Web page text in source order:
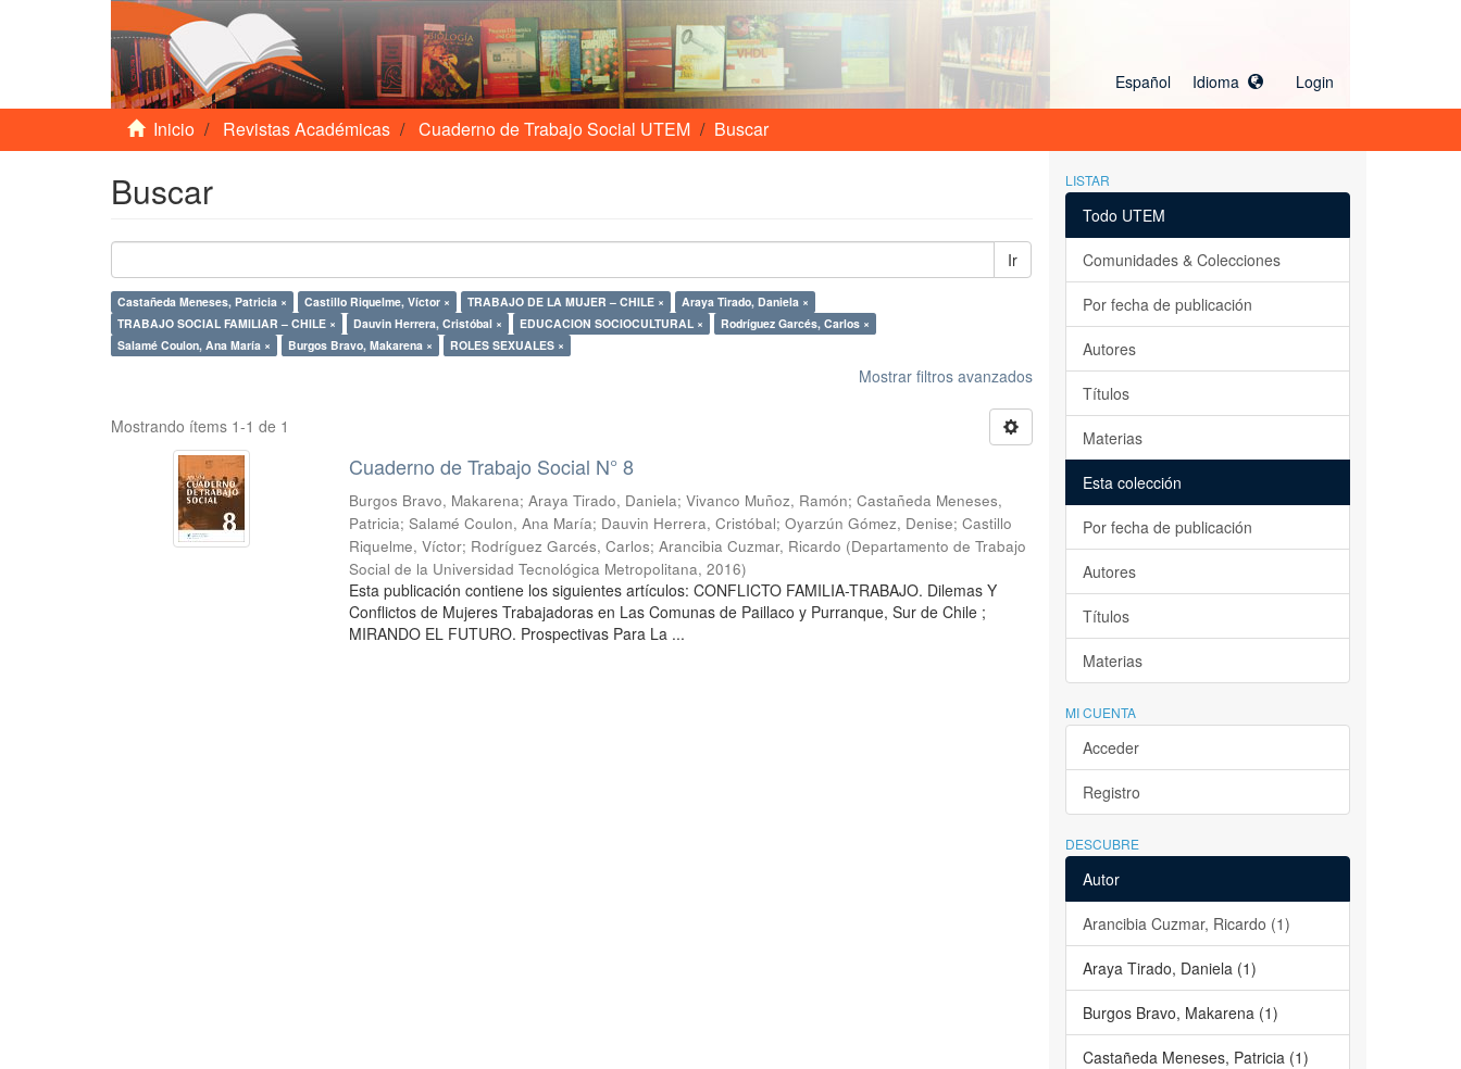
Español Idioma Login
Inicio Revistas Académicas Cuaderno de Trabajo Social UTEM Buscar
Buscar
Ir
Castañeda Meneses, Patricia × Castillo Riquelme, Víctor × TRABAJO DE LA MUJER – CHILE ×
Araya Tirado, Daniela ×
TRABAJO SOCIAL FAMILIAR – CHILE ×
Dauvin Herrera, Cristóbal × EDUCACION SOCIOCULTURAL ×
Rodríguez Garcés, Carlos ×
Salamé Coulon, Ana María ×
Burgos Bravo, Makarena × ROLES SEXUALES ×
Mostrar filtros avanzados
Mostrando ítems 1-1 de 1
Cuaderno de Trabajo Social N° 8
Burgos Bravo, Makarena;Araya Tirado, Daniela;Vivanco Muñoz, Ramón;Castañeda Meneses,
Patricia;Salamé Coulon, Ana María; Dauvin Herrera, Cristóbal;Oyarzún Gómez, Denise;Castillo
Riquelme, Víctor; Rodríguez Garcés, Carlos;Arancibia Cuzmar, Ricardo (Departamento de Trabajo
Social de la Universidad Tecnológica Metropolitana,2016)
Esta publicación contiene los siguientes artículos: CONFLICTO FAMILIA-TRABAJO. Dilemas Y
Conflictos de Mujeres Trabajadoras en Las Comunas de Paillaco y Purranque, Sur de Chile ;
MIRANDO EL FUTURO. Prospectivas Para La ...
LISTAR
Todo UTEM
Comunidades & Colecciones
Por fecha de publicación
Autores
Títulos
Materias
Esta colección
Por fecha de publicación
Autores
Títulos
Materias
MI CUENTA
Acceder
Registro
DESCUBRE
Autor
Arancibia Cuzmar, Ricardo (1)
Araya Tirado, Daniela (1)
Burgos Bravo, Makarena (1)
Castañeda Meneses, Patricia (1)